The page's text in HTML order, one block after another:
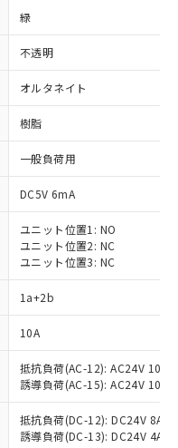
緑
不透明
オルタネイト
樹脂
一般負荷用
DC5V 6mA
ユニット位置1: NO
ユニット位置2: NC
ユニット位置3: NC
1a+2b
10A
抵抗負荷(AC-12): AC24V 10A/
誘導負荷(AC-15): AC24V
抵抗負荷(DC-12): DC24V 8A/
誘導負荷(DC-13): DC24V 4A/
（10物質）の
供可能な商品で
える予定のある